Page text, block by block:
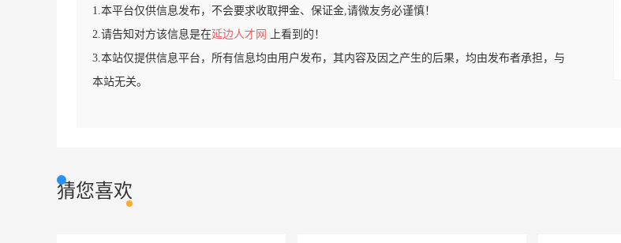
1.本平台仅供信息发布，不会要求收取押金、保证金,请微友务必谨慎！
2.请告知对方该信息是在延边人才网
上看到的！
3.本站仅提供信息平台，所有信息均由用户发布，其内容及因之产生的后果，均由发布者承担，与
本站无关。
猜您喜欢